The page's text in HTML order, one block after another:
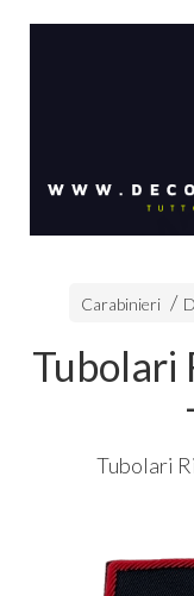
Carabinieri
Tubolari
Tubolari